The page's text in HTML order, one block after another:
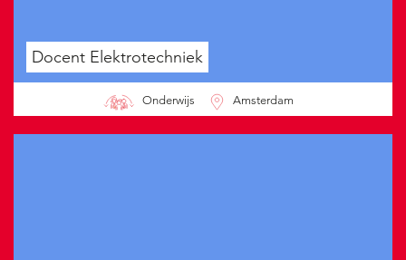
Docent Elektrotechniek
Onderwijs Amsterdam